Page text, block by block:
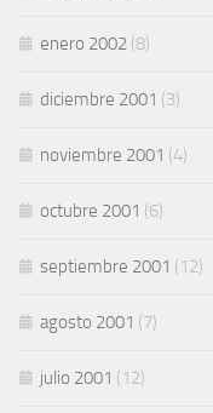
enero 2002 (8)
diciembre 2001 (3)
noviembre 2001 (4)
octubre 2001 (6)
septiembre 2001 (12)
agosto 2001 (7)
julio 2001 (12)